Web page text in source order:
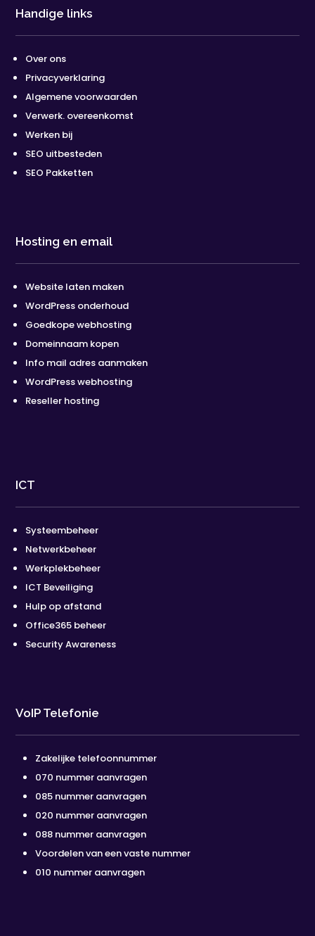
Handige links
Over ons
Privacyverklaring
Algemene voorwaarden
Verwerk. overeenkomst
Werken bij
SEO uitbesteden
SEO Pakketten
Hosting en email
Website laten maken
WordPress onderhoud
Goedkope webhosting
Domeinnaam kopen
Info mail adres aanmaken
WordPress webhosting
Reseller hosting
ICT
Systeembeheer
Netwerkbeheer
Werkplekbeheer
ICT Beveiliging
Hulp op afstand
Office365 beheer
Security Awareness
VoIP Telefonie
Zakelijke telefoonnummer
070 nummer aanvragen
085 nummer aanvragen
020 nummer aanvragen
088 nummer aanvragen
Voordelen van een vaste nummer
010 nummer aanvragen